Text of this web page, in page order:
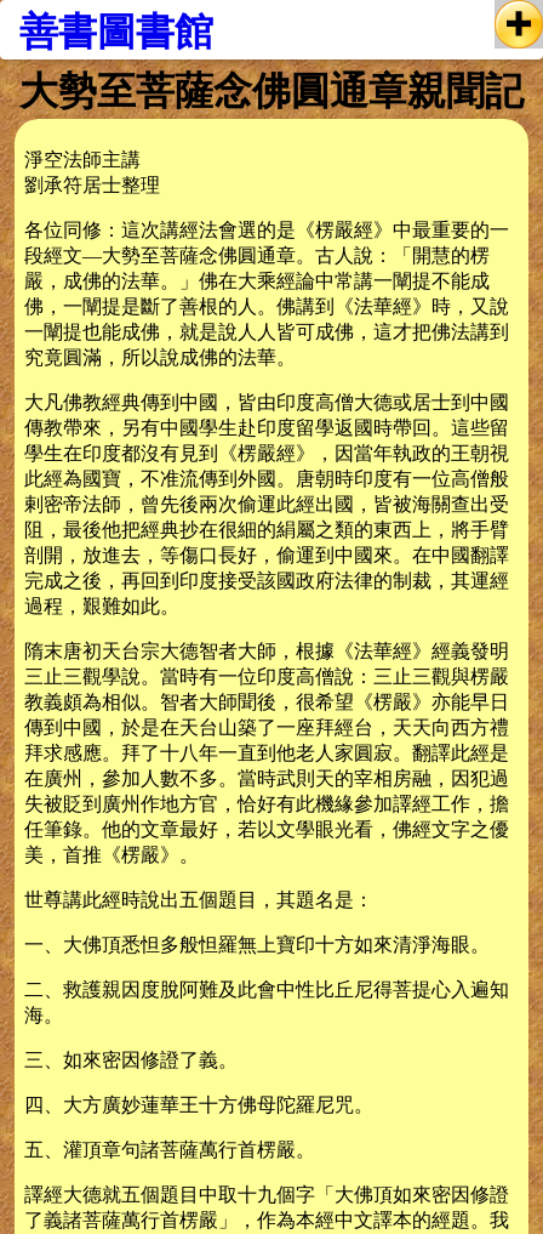
善書圖書館
大勢至菩薩念佛圓通章親聞記
淨空法師主講
劉承符居士整理
各位同修：這次講經法會選的是《楞嚴經》中最重要的一
段經文—大勢至菩薩念佛圓通章。古人說：「開慧的楞
嚴，成佛的法華。」佛在大乘經論中常講一闡提不能成
佛，一闡提是斷了善根的人。佛講到《法華經》時，又說
一闡提也能成佛，就是說人人皆可成佛，這才把佛法講到
究竟圓滿，所以說成佛的法華。
大凡佛教經典傳到中國，皆由印度高僧大德或居士到中國
傳教帶來，另有中國學生赴印度留學返國時帶回。這些留
學生在印度都沒有見到《楞嚴經》，因當年執政的王朝視
此經為國寶，不准流傳到外國。唐朝時印度有一位高僧般
剌密帝法師，曾先後兩次偷運此經出國，皆被海關查出受
阻，最後他把經典抄在很細的絹屬之類的東西上，將手臂
剖開，放進去，等傷口長好，偷運到中國來。在中國翻譯
完成之後，再回到印度接受該國政府法律的制裁，其運經
過程，艱難如此。
隋末唐初天台宗大德智者大師，根據《法華經》經義發明
三止三觀學說。當時有一位印度高僧說：三止三觀與楞嚴
教義頗為相似。智者大師聞後，很希望《楞嚴》亦能早日
傳到中國，於是在天台山築了一座拜經台，天天向西方禮
拜求感應。拜了十八年一直到他老人家圓寂。翻譯此經是
在廣州，參加人數不多。當時武則天的宰相房融，因犯過
失被貶到廣州作地方官，恰好有此機緣參加譯經工作，擔
任筆錄。他的文章最好，若以文學眼光看，佛經文字之優
美，首推《楞嚴》。
世尊講此經時說出五個題目，其題名是：
一、大佛頂悉怛多般怛羅無上寶印十方如來清淨海眼。
二、救護親因度脫阿難及此會中性比丘尼得菩提心入遍知
海。
三、如來密因修證了義。
四、大方廣妙蓮華王十方佛母陀羅尼咒。
五、灌頂章句諸菩薩萬行首楞嚴。
譯經大德就五個題目中取十九個字「大佛頂如來密因修證
了義諸菩薩萬行首楞嚴」，作為本經中文譯本的經題。我